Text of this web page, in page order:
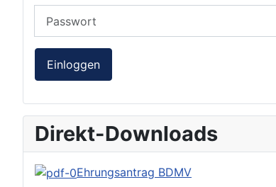
Einloggen
Direkt-Downloads
Ehrungsantrag BDMV